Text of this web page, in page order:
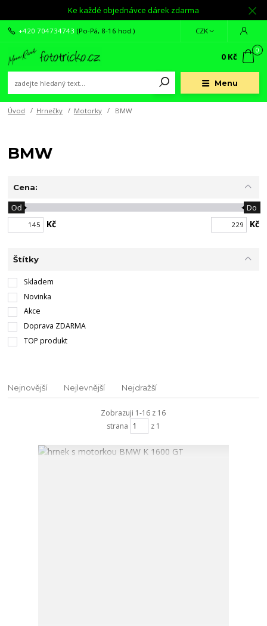
Ke každé objednávce dárek zdarma
Menu
CZK
+420 704734743 (Po-Pá, 8-16 hod.)
0
0 Kč
Úvod Hrnečky Motorky BMW
BMW
Cena:
Kč
Od Do
Kč
Štítky
Skladem
Novinka
Akce
Doprava ZDARMA
TOP produkt
Nejnovější Nejlevnější Nejdražší
Zobrazuji 1-16 z 16
strana
z 1